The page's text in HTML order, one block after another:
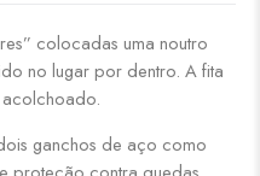
colocadas uma noutro
no lugar por dentro. A fita
ganchos de aço como